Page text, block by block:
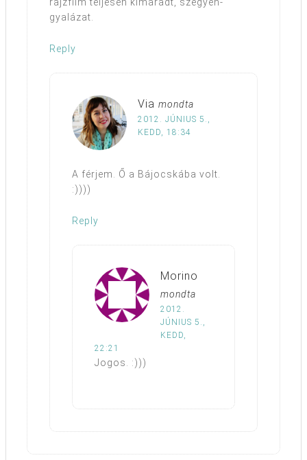
rajzfilm teljesen kimaradt, szégyen-
gyalázat.
Reply
Via mondta
2012. JÚNIUS 5.,
KEDD, 18:34
A férjem. Ő a Bájocskába volt.
:))))
Reply
Morino
mondta
2012.
JÚNIUS 5.,
KEDD,
22:21
Jogos. :)))